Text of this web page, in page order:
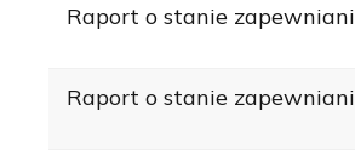
Raport o stanie
Raport o stanie